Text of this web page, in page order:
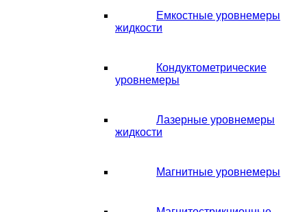
Емкостные уровнемеры
жидкости
Кондуктометрические
уровнемеры
Лазерные уровнемеры
жидкости
Магнитные уровнемеры